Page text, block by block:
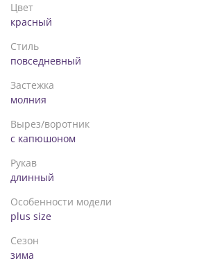
Цвет
красный
Стиль
повседневный
Застежка
молния
Вырез/воротник
с капюшоном
Рукав
длинный
Особенности модели
plus size
Сезон
зима